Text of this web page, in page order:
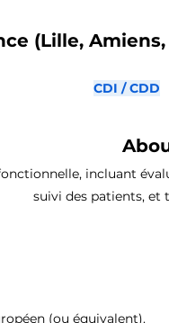
(Lille,
CDI / CDD
incluant
suivi des patients, et
(ou équivalent).